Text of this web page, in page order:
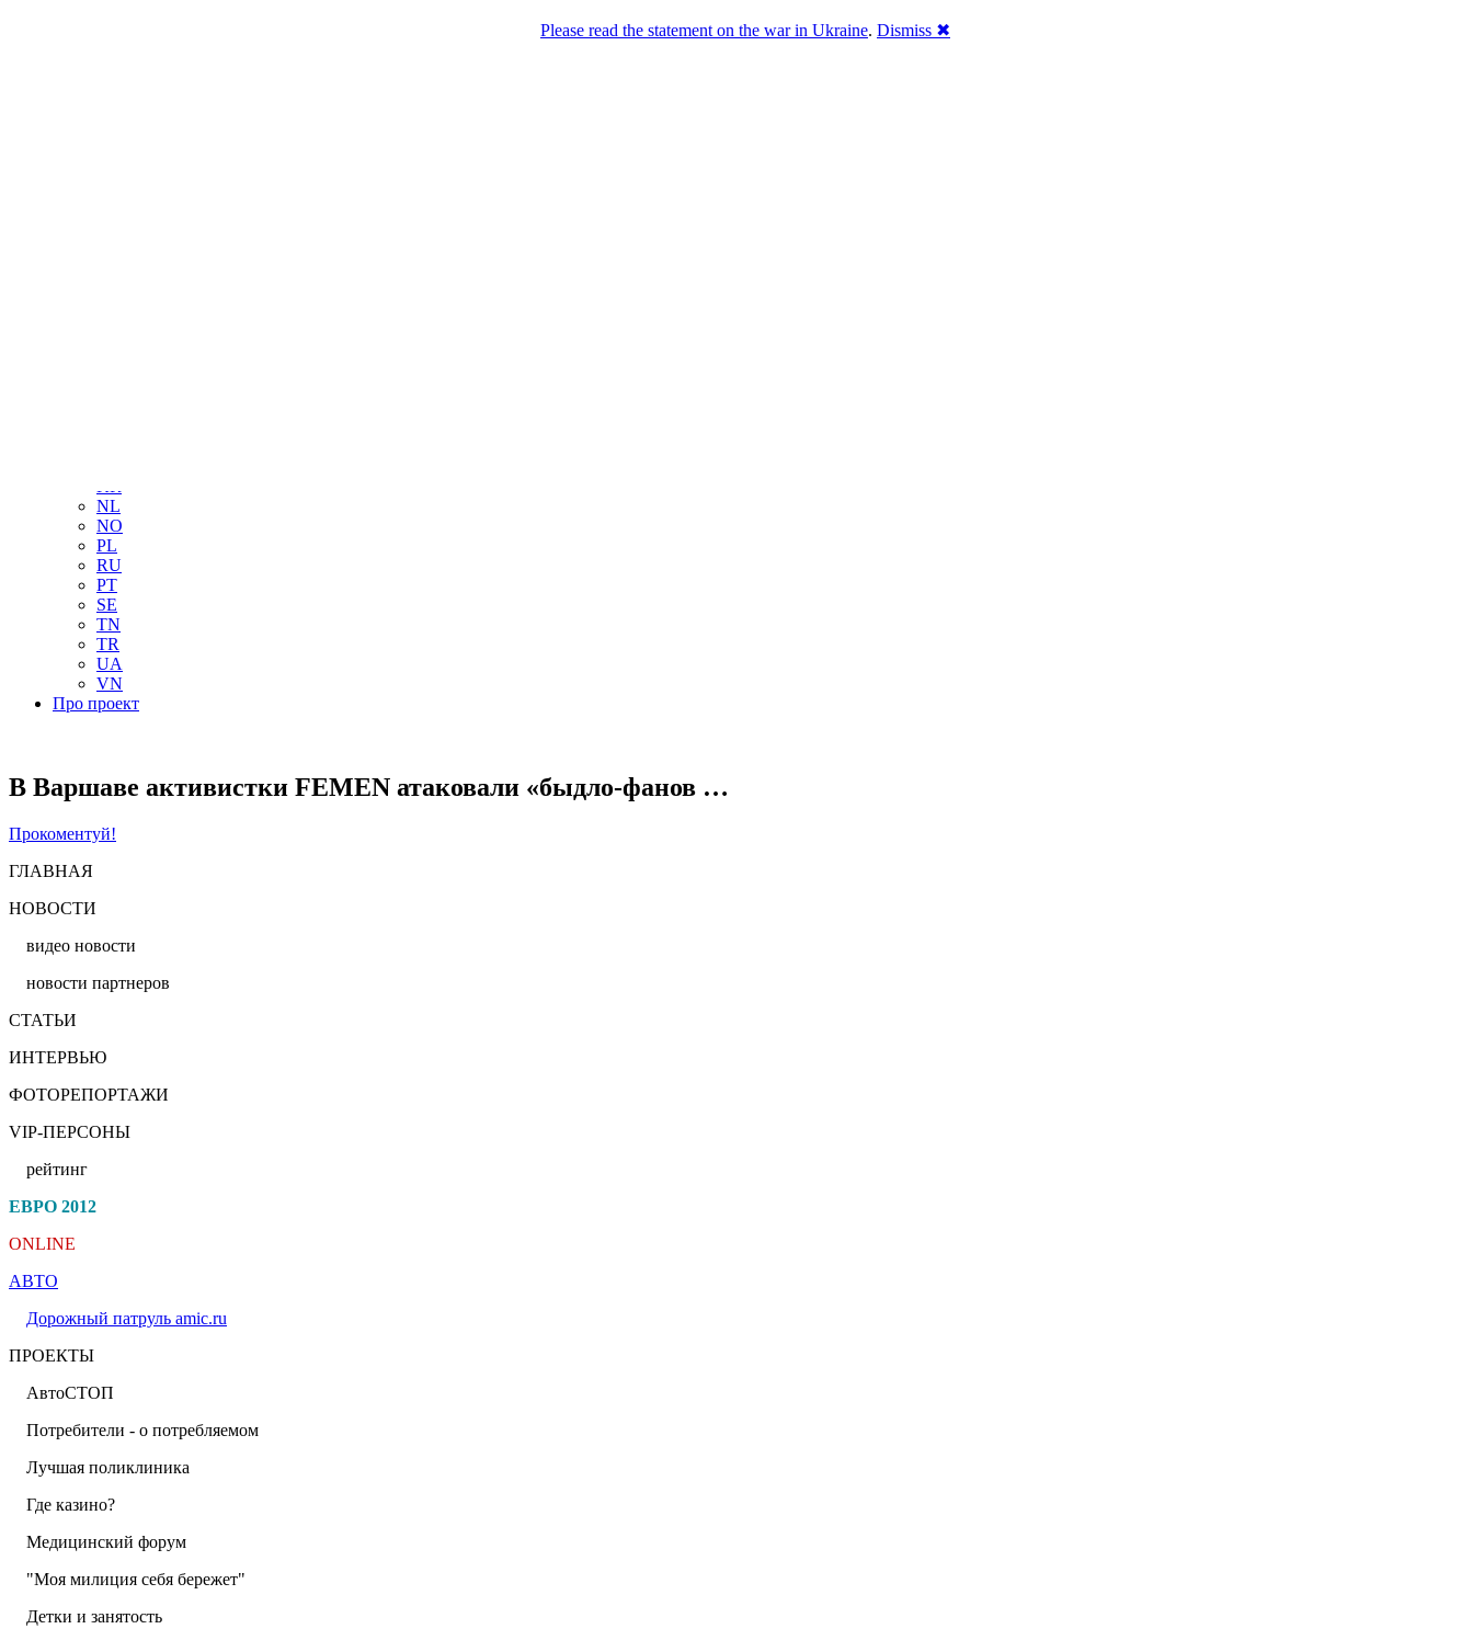
KR
NL
NO
PL
RU
PT
SE
TN
TR
UA
VN
Про проект
В Варшаве активистки FEMEN атаковали «быдло-фанов …
Прокоментуй!
ГЛАВНАЯ
НОВОСТИ
видео новости
новости партнеров
СТАТЬИ
ИНТЕРВЬЮ
ФОТОРЕПОРТАЖИ
VIP-ПЕРСОНЫ
рейтинг
ЕВРО 2012
ONLINE
АВТО
Дорожный патруль amic.ru
ПРОЕКТЫ
АвтоСТОП
Потребители - о потребляемом
Лучшая поликлиника
Где казино?
Медицинский форум
"Моя милиция себя бережет"
Детки и занятость
Please read the statement on the war in Ukraine. Dismiss ✖